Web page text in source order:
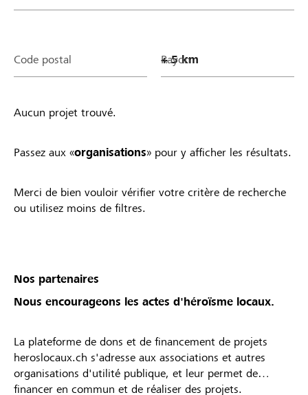
Code postal Rayon
Aucun projet trouvé.
Passez aux «organisations» pour y afficher les résultats.
Merci de bien vouloir vérifier votre critère de recherche
ou utilisez moins de filtres.
Nos partenaires
Nous encourageons les actes d'héroïsme locaux.
La plateforme de dons et de financement de projets
heroslocaux.ch s'adresse aux associations et autres
organisations d'utilité publique, et leur permet de
financer en commun et de réaliser des projets.